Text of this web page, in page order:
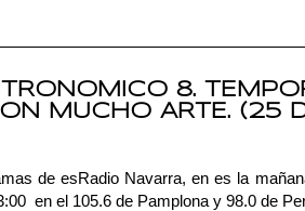
8.
MUCHO ARTE. (25
de esRadio Navarra, en es la
en el 105.6 de Pamplona y 98.0 de